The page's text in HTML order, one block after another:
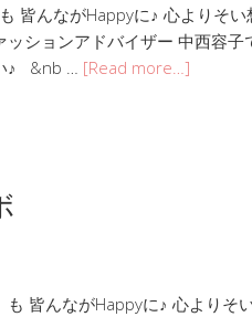
皆んながHappyに♪ 心よりそ
ションアドバイザー 中西容子
♪ &nb … [Read more…]
皆んながHappyに♪ 心よりそ